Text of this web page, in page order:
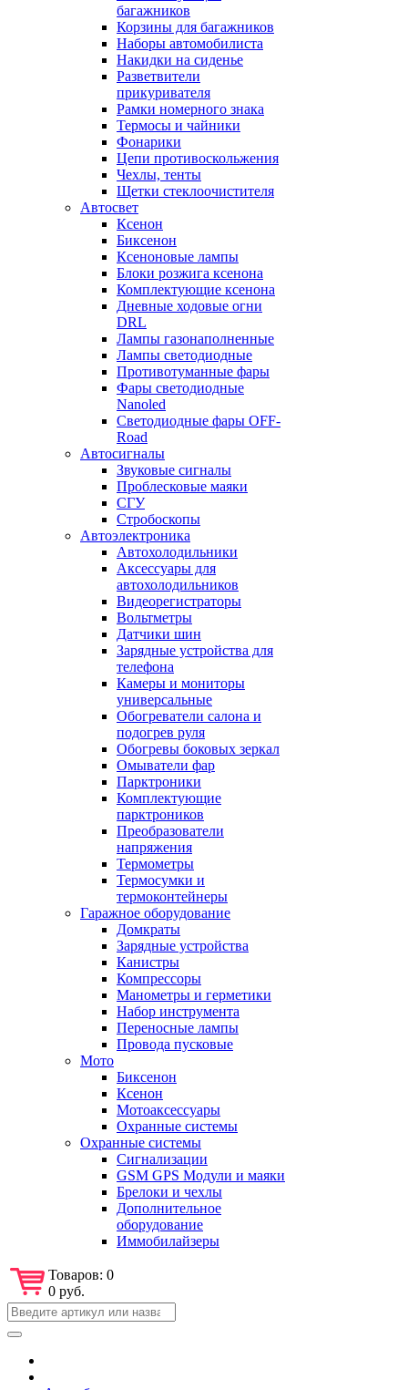
багажников
Корзины для багажников
Наборы автомобилиста
Накидки на сиденье
Разветвители
прикуривателя
Рамки номерного знака
Термосы и чайники
Фонарики
Цепи противоскольжения
Чехлы, тенты
Щетки стеклоочистителя
Автосвет
Ксенон
Биксенон
Ксеноновые лампы
Блоки розжига ксенона
Комплектующие ксенона
Дневные ходовые огни
DRL
Лампы газонаполненные
Лампы светодиодные
Противотуманные фары
Фары светодиодные
Nanoled
Светодиодные фары OFF-
Road
Автосигналы
Звуковые сигналы
Проблесковые маяки
СГУ
Стробоскопы
Автоэлектроника
Автохолодильники
Аксессуары для
автохолодильников
Видеорегистраторы
Вольтметры
Датчики шин
Зарядные устройства для
телефона
Камеры и мониторы
универсальные
Обогреватели салона и
подогрев руля
Обогревы боковых зеркал
Омыватели фар
Парктроники
Комплектующие
парктроников
Преобразователи
напряжения
Термометры
Термосумки и
термоконтейнеры
Гаражное оборудование
Домкраты
Зарядные устройства
Канистры
Компрессоры
Манометры и герметики
Набор инструмента
Переносные лампы
Провода пусковые
Мото
Биксенон
Ксенон
Мотоаксессуары
Охранные системы
Охранные системы
Сигнализации
GSM GPS Модули и маяки
Брелоки и чехлы
Дополнительное
оборудование
Иммобилайзеры
Товаров: 0
0 руб.